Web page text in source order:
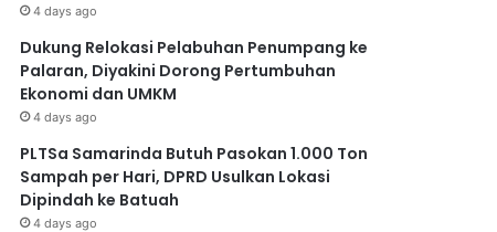
4 days ago
Dukung Relokasi Pelabuhan Penumpang ke
Palaran, Diyakini Dorong Pertumbuhan
Ekonomi dan UMKM
4 days ago
PLTSa Samarinda Butuh Pasokan 1.000 Ton
Sampah per Hari, DPRD Usulkan Lokasi
Dipindah ke Batuah
4 days ago